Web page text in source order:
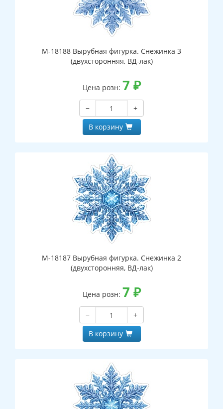
М-18188 Вырубная фигурка. Снежинка 3
(двухсторонняя, ВД-лак)
Цена розн: 7 ₽
−
+
В корзину
М-18187 Вырубная фигурка. Снежинка 2
(двухсторонняя, ВД-лак)
Цена розн: 7 ₽
−
+
В корзину